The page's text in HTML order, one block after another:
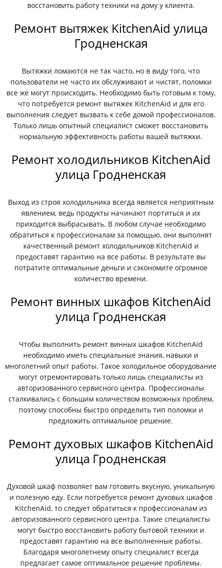
восстановить работу техники на дому у клиента.
Ремонт вытяжек KitchenAid улица
Гродненская
Вытяжки ломаются не так часто, но в виду того, что
пользователи не часто их обслуживают и чистят, поломки
все же могут происходить. Необходимо быть готовым к тому,
что потребуется ремонт вытяжек KitchenAid и для его
выполнения следует вызвать к себе домой профессионалов.
Только лишь опытный специалист сможет восстановить
нормальную эффективность работы вашей вытяжки.
Ремонт холодильников KitchenAid
улица Гродненская
Выход из строя холодильника всегда является неприятным
явлением, ведь продукты начинают портиться и их
приходится выбрасывать. В любом случае необходимо
обратиться к профессионалам за помощью, они выполнят
качественный ремонт холодильников KitchenAid и
предоставят гарантию на все работы. В результате вы
потратите оптимальные деньги и сэкономите огромное
количество времени.
Ремонт винных шкафов KitchenAid
улица Гродненская
Чтобы выполнить ремонт винных шкафов KitchenAid
необходимо иметь специальные знания, навыки и
многолетний опыт работы. Такое холодильное оборудование
могут отремонтировать только лишь специалисты из
авторизованного сервисного центра. Профессионалы
сталкивались с большим количеством возможных проблем,
поэтому способны быстро определить тип поломки и
предложить оптимальное решение.
Ремонт духовых шкафов KitchenAid
улица Гродненская
Духовой шкаф позволяет вам готовить вкусную, уникальную
и полезную еду. Если потребуется ремонт духовых шкафов
KitchenAid, то следует обратиться к профессионалам из
авторизованного сервисного центра. Такие специалисты
могут быстро восстановить работу бытовой техники и
предоставят гарантию на все выполненные работы.
Благодаря многолетнему опыту специалист всегда
предлагает самое оптимальное решение проблемы.